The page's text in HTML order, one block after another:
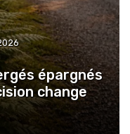
épargnés
change